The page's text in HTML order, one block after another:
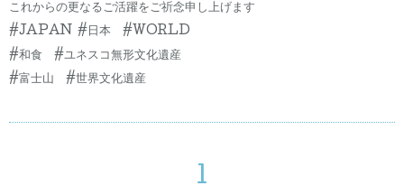
これからの更なるご活躍をご祈念申し上げます
#JAPAN #日本 #WORLD
#和食 #ユネスコ無形文化遺産
#富士山 #世界文化遺産
1